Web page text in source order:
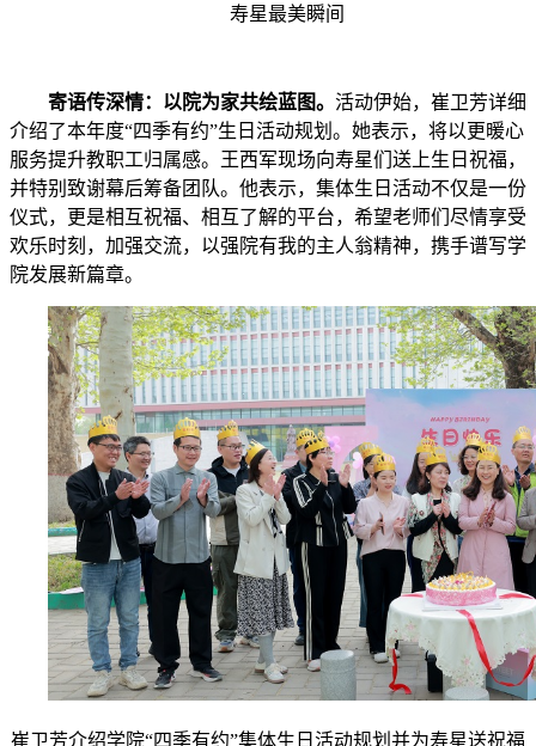
寿星最美瞬间
寄语传深情：以院为家共绘蓝图。 活动伊始，崔卫芳详细
介绍了本年度“四季有约”生日活动规划。她表示，将以更暖心
服务提升教职工归属感。王西军现场向寿星们送上生日祝福，
并特别致谢幕后筹备团队。他表示，集体生日活动不仅是一份
仪式，更是相互祝福、相互了解的平台，希望老师们尽情享受
欢乐时刻，加强交流，以强院有我的主人翁精神，携手谱写学
院发展新篇章。
崔卫芳介绍学院“四季有约”集体生日活动规划并为寿星送祝福